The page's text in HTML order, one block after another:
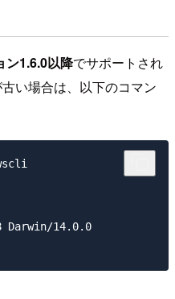
ン1.6.0以降でサポートされ
い場合は、以下のコマン
14.0.0